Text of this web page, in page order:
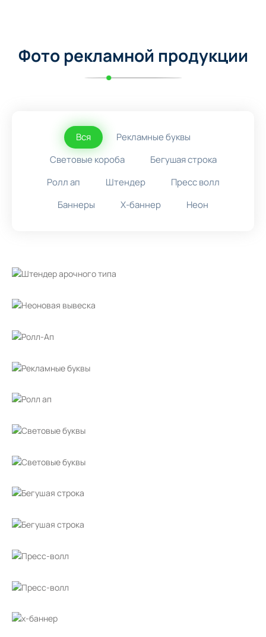
Фото рекламной продукции
Вся
Рекламные буквы
Световые короба
Бегушая строка
Ролл ап
Штендер
Пресс волл
Баннеры
X-баннер Неон